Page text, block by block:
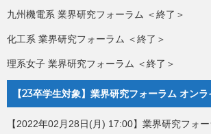
九州機電系 業界研究フォーラム ＜終了＞
化工系 業界研究フォーラム ＜終了＞
理系女子 業界研究フォーラム ＜終了＞
【23卒学生対象】業界研究フォーラム オンラ
【2022年02月28日(月) 17:00】業界研究フォ